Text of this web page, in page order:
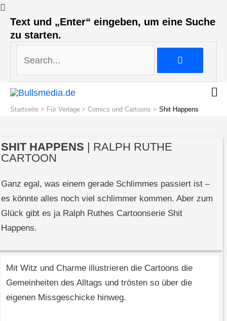
Text und „Enter“ eingeben, um eine Suche
zu starten.
Startseite Für Verlage Comics und Cartoons Shit Happens
SHIT HAPPENS | RALPH RUTHE
CARTOON
Ganz egal, was einem gerade Schlimmes passiert ist –
es könnte alles noch viel schlimmer kommen. Aber zum
Glück gibt es ja Ralph Ruthes Cartoonserie Shit
Happens.
Mit Witz und Charme illustrieren die Cartoons die
Gemeinheiten des Alltags und trösten so über die
eigenen Missgeschicke hinweg.
Search...